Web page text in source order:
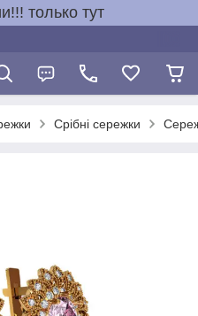
только тут
Срібні сережки